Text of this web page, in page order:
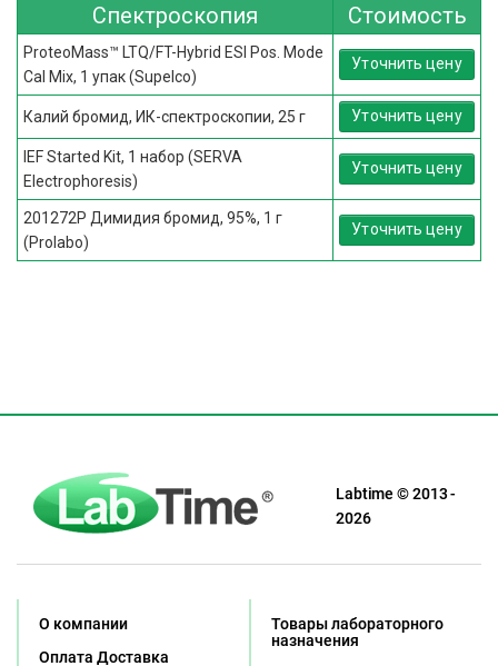
Спектроскопия Стоимость
ProteoMass™ LTQ/FT-Hybrid ESI Pos. Mode
Cal Mix, 1 упак (Supelco)
Уточнить цену
Калий бромид, ИК-спектроскопии, 25 г Уточнить цену
IEF Started Kit, 1 набор (SERVA
Electrophoresis)
Уточнить цену
201272P Димидия бромид, 95%, 1 г
(Prolabo)
Уточнить цену
Labtime © 2013 -
2026
О компании
Оплата Доставка
Товары лабораторного
назначения